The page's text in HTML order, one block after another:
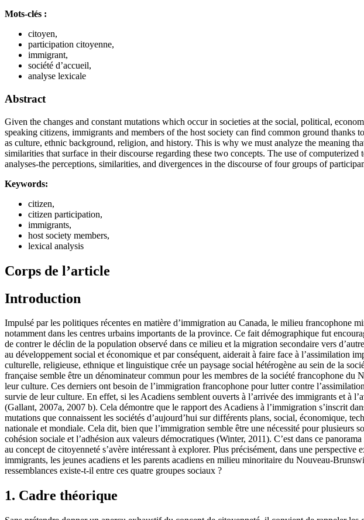
Mots-clés :
citoyen,
participation citoyenne,
immigrant,
société d’accueil,
analyse lexicale
Abstract
Given the changes and constant mutations which occur in societies at the social, political,
speaking citizens, immigrants and members of the host society can find common ground
as culture, ethnic background, religion, and history. This is why we must analyze the meaning
similarities that surface in their discourse regarding these two concepts. The use of
analyses-the perceptions, similarities, and divergences in the discourse of four groups of
Keywords:
citizen,
citizen participation,
immigrants,
host society members,
lexical analysis
Corps de l’article
Introduction
Impulsé par les politiques récentes en matière d’immigration au Canada, le milieu
notamment dans les centres urbains importants de la province. Ce fait démographique fut
de contrer le déclin de la population observé dans ce milieu et la migration secondaire vers
au développement social et économique et par conséquent, aiderait à faire face à l’assimilation
culturelle, religieuse, ethnique et linguistique crée un paysage social hétérogène au sein de la
française semble être un dénominateur commun pour les membres de la société francophone
leur culture. Ces derniers ont besoin de l’immigration francophone pour lutter contre
survie de leur culture. En effet, si les Acadiens semblent ouverts à l’arrivée des immigrants et à
(Gallant, 2007a, 2007 b). Cela démontre que le rapport des Acadiens à l’immigration s’inscrit
mutations que connaissent les sociétés d’aujourd’hui sur différents plans, social, économique,
nationale et mondiale. Cela dit, bien que l’immigration semble être une nécessité pour plusieurs
cohésion sociale et l’adhésion aux valeurs démocratiques (Winter, 2011). C’est dans ce
au concept de citoyenneté s’avère intéressant à explorer. Plus précisément, dans une
immigrants, les jeunes acadiens et les parents acadiens en milieu minoritaire du Nouveau-
ressemblances existe-t-il entre ces quatre groupes sociaux ?
1. Cadre théorique